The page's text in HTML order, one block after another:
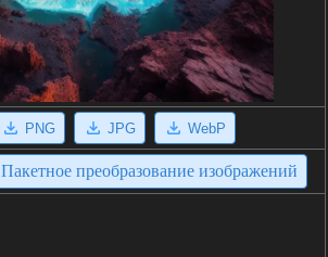
PNG JPG WebP
Пакетное преобразование изображений